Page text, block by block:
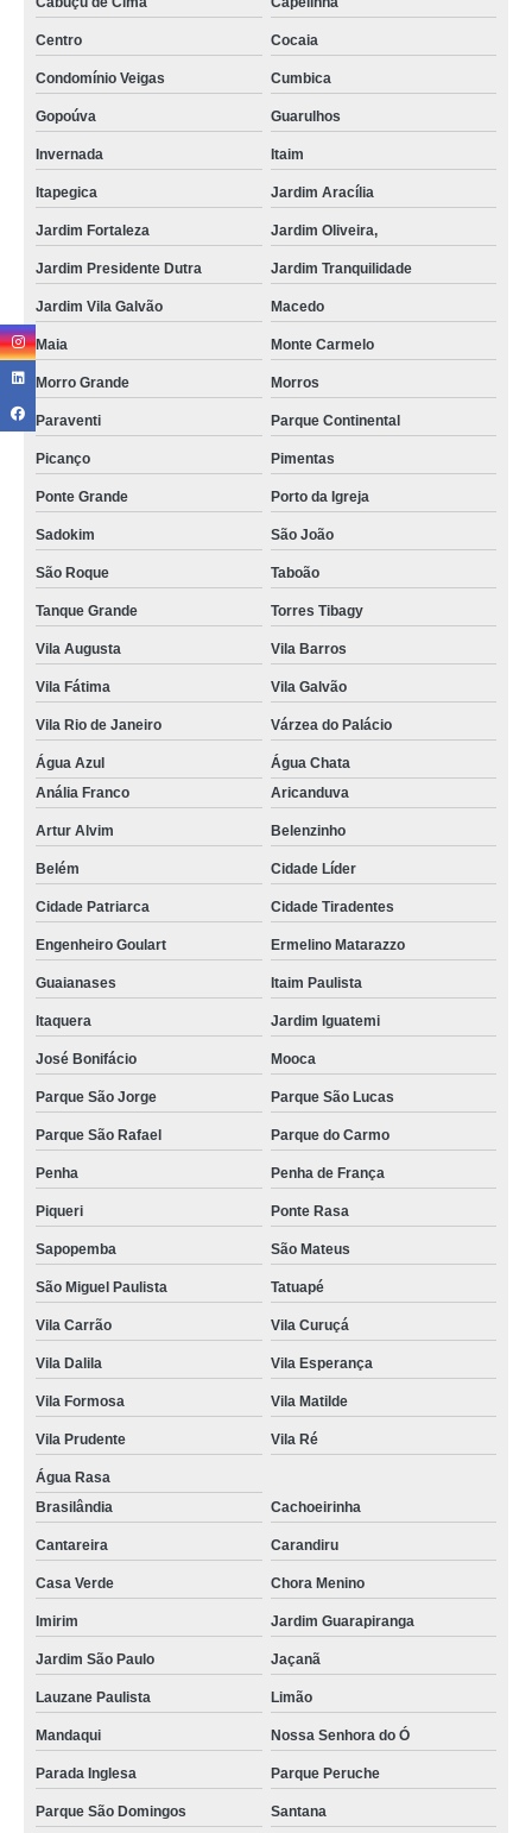
Centro Cocaia
Condomínio Veigas Cumbica
Gopoúva Guarulhos
Invernada Itaim
Itapegica Jardim Aracília
Jardim Fortaleza Jardim Oliveira,
Jardim Presidente Dutra Jardim Tranquilidade
Jardim Vila Galvão Macedo
Maia Monte Carmelo
Morro Grande Morros
Paraventi Parque Continental
Picanço Pimentas
Ponte Grande Porto da Igreja
Sadokim São João
São Roque Taboão
Tanque Grande Torres Tibagy
Vila Augusta Vila Barros
Vila Fátima Vila Galvão
Vila Rio de Janeiro Várzea do Palácio
Água Azul
Água Chata
Anália Franco
Aricanduva
Artur Alvim Belenzinho
Belém Cidade Líder
Cidade Patriarca Cidade Tiradentes
Engenheiro Goulart Ermelino Matarazzo
Guaianases Itaim Paulista
Itaquera Jardim Iguatemi
José Bonifácio Mooca
Parque São Jorge Parque São Lucas
Parque São Rafael Parque do Carmo
Penha Penha de França
Piqueri Ponte Rasa
Sapopemba São Mateus
São Miguel Paulista Tatuapé
Vila Carrão Vila Curuçá
Vila Dalila Vila Esperança
Vila Formosa Vila Matilde
Vila Prudente Vila Ré
Água Rasa
Brasilândia
Cachoeirinha
Cantareira Carandiru
Casa Verde Chora Menino
Imirim Jardim Guarapiranga
Jardim São Paulo Jaçanã
Lauzane Paulista Limão
Mandaqui Nossa Senhora do Ó
Parada Inglesa Parque Peruche
Parque São Domingos Santana